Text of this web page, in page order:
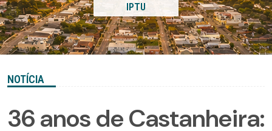
IPTU
NOTÍCIA
36 anos de Castanheira: